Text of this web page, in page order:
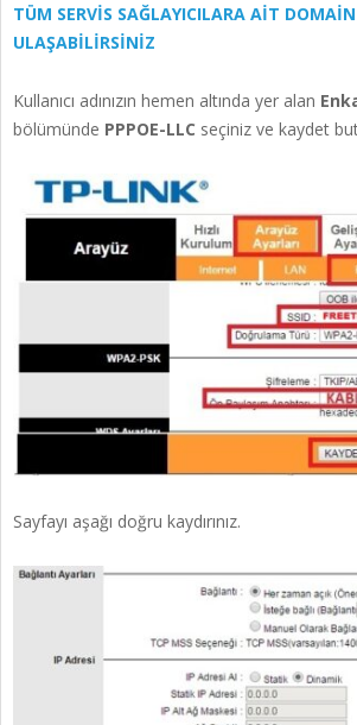
TÜM SERVİS SAĞLAYICILARA AİT
ULAŞABİLİRSİNİZ
Kullanıcı adınızın hemen altında yer alan
bölümünde PPPOE-LLC seçiniz ve kaydet
Sayfayı aşağı doğru kaydırınız.